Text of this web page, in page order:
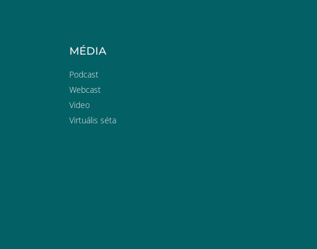
MÉDIA
Podcast
Webcast
Video
Virtuális séta